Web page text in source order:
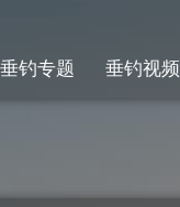
垂钓专题 垂钓视频